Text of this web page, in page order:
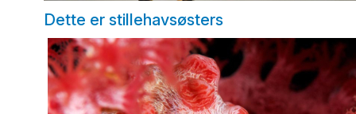
Dette er stillehavsøsters